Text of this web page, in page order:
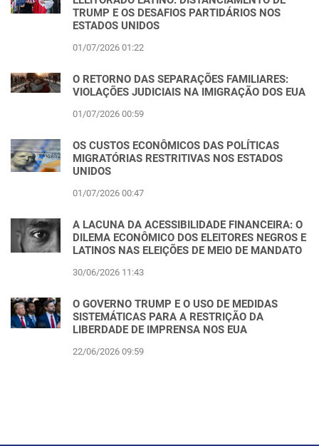
TRUMP E OS DESAFIOS PARTIDÁRIOS NOS
ESTADOS UNIDOS
01/07/2026 01:22
O RETORNO DAS SEPARAÇÕES FAMILIARES:
VIOLAÇÕES JUDICIAIS NA IMIGRAÇÃO DOS EUA
01/07/2026 00:59
OS CUSTOS ECONÔMICOS DAS POLÍTICAS
MIGRATÓRIAS RESTRITIVAS NOS ESTADOS
UNIDOS
01/07/2026 00:47
A LACUNA DA ACESSIBILIDADE FINANCEIRA: O
DILEMA ECONÔMICO DOS ELEITORES NEGROS E
LATINOS NAS ELEIÇÕES DE MEIO DE MANDATO
30/06/2026 11:43
O GOVERNO TRUMP E O USO DE MEDIDAS
SISTEMÁTICAS PARA A RESTRIÇÃO DA
LIBERDADE DE IMPRENSA NOS EUA
22/06/2026 09:59